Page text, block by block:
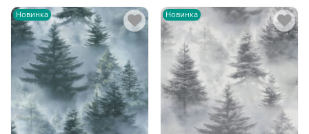
Новинка Новинка